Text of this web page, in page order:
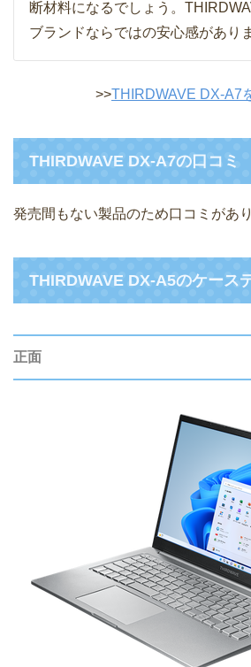
断材料になるでしょう。
ブランドならではの安心感があり
>>THIRDWAVE DX-A7
THIRDWAVE DX-A7の口コミ
発売間もない製品のため口コミがあ
THIRDWAVE DX-A5のケース
正面